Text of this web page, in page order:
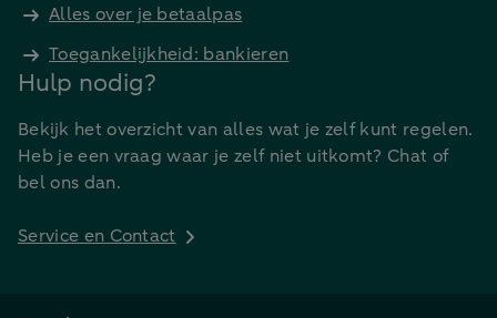
Alles over je betaalpas
Toegankelijkheid: bankieren
Hulp nodig?
Bekijk het overzicht van alles wat je zelf kunt regelen.
Heb je een vraag waar je zelf niet uitkomt? Chat of
bel ons dan.
Service en Contact